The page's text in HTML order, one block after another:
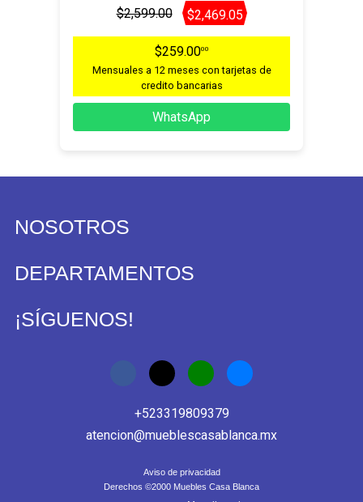
$2,599.00 $2,469.05
$259.0000
Mensuales a 12 meses con tarjetas de
credito bancarias
WhatsApp
NOSOTROS
DEPARTAMENTOS
¡SÍGUENOS!
+523319809379
atencion@mueblescasablanca.mx
Aviso de privacidad
Derechos ©2000 Muebles Casa Blanca